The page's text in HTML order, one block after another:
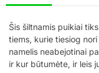
Šis šiltnamis puikiai
tiems, kurie tiesiog
namelis neabejotinai
ir kur būtumėte, ir leis